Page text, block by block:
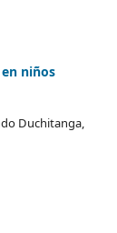
niños
Duchitanga,